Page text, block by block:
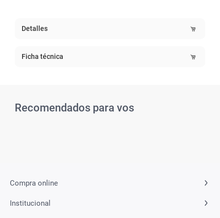
Detalles
Ficha técnica
Recomendados para vos
Compra online
Institucional